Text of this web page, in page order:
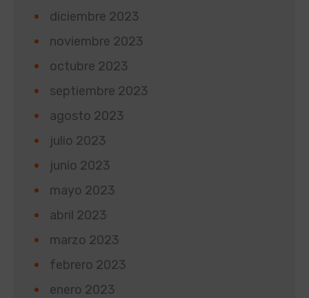
diciembre 2023
noviembre 2023
octubre 2023
septiembre 2023
agosto 2023
julio 2023
junio 2023
mayo 2023
abril 2023
marzo 2023
febrero 2023
enero 2023